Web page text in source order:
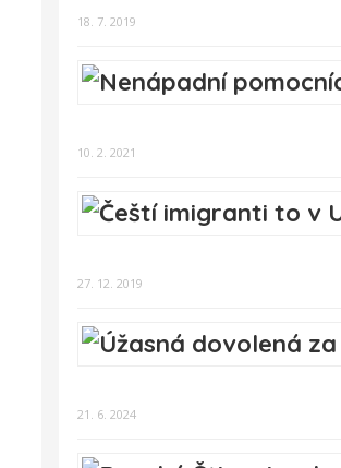
18. 7. 2019
10. 2. 2021
27. 12. 2019
21. 6. 2024